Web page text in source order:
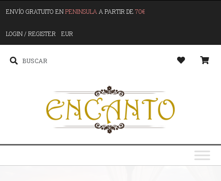
ENVÍO GRATUITO ENPENINSULA A PARTIR DE 70€
LOGIN / REGISTER EUR
G